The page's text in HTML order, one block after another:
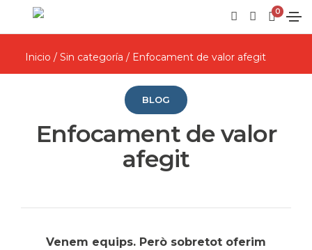
0
Inicio / Sin categoría / Enfocament de valor afegit
BLOG
Enfocament de valor
afegit
Venem equips. Però sobretot oferim